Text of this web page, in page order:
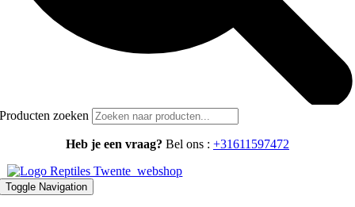
Producten zoeken
Heb je een vraag? Bel ons : +31611597472
Toggle Navigation